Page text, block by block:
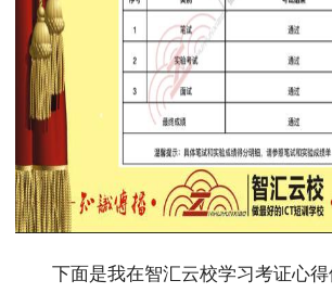
下面是我在智汇云校学习考证心